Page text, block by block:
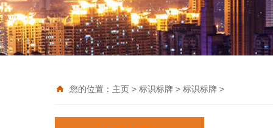
您的位置： 主页 > 标识标牌 > 标识标牌 >